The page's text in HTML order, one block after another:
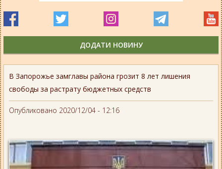
В Запорожье замглавы района грозит 8 лет лишения
свободы за растрату бюджетных средств
Опубликовано 2020/12/04 - 12:16
ДОДАТИ НОВИНУ